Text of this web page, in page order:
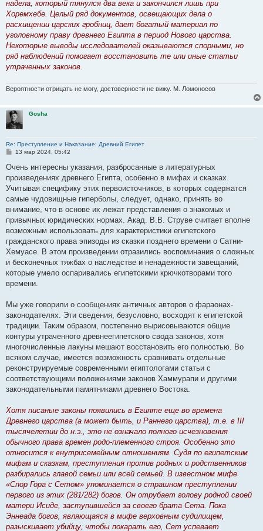
надела, который тянулся два века и закончился лишь при
Хоремхебе. Целый ряд документов, освещающих дела о
расхищении царских гробниц, дает богатый материал по
уголовному праву древнего Египта в период Нового царства.
Некоторые выводы исследователей оказываются спорными, но
ряд наблюдений помогает восстановить те или иные статьи
утраченных законов.
Вероятности отрицать не могу, достоверности не вижу. М. Ломоносов
Gosha
Re: Преступление и Наказание: Древний Египет
С
о
щ
е
и
е
13 мар 2024, 05:42
Очень интересны указания, разбросанные в литературных
произведениях древнего Египта, особенно в мифах и сказках.
Учитывая специфику этих первоисточников, в которых содержатся
самые чудовищные гиперболы, следует, однако, принять во
внимание, что в основе их лежат представления о знакомых и
привычных юридических нормах. Акад. В.В. Струве считает вполне
возможным использовать для характеристики египетского
гражданского права эпизоды из сказки позднего времени о Сатни-
Хемуасе. В этом произведении отразились воспоминания о сложных
и бесконечных тяжбах о наследстве и ненадежности завещаний,
которые умело оспаривались египетскими крючкотворами того
времени.
Мы уже говорили о сообщениях античных авторов о фараонах-
законодателях. Эти сведения, безусловно, восходят к египетской
традиции. Таким образом, постепенно вырисовываются общие
контуры утраченного древнеегипетского свода законов, хотя
многочисленные лакуны мешают восстановить его полностью. Во
всяком случае, имеется возможность сравнивать отдельные
реконструируемые современными египтологами статьи с
соответствующими положениями законов Хаммурапи и другими
законодательными памятниками древнего Востока.
Хотя писаные законы появились в Египте еще во времена
Древнего царства (а может быть, и Раннего царства), т.е. в III
тысячелетии до н.э., это не означало полного исчезновения
обычного права времен родо-племенного строя. Особенно это
относится к внутрисемейным отношениям. Судя по египетским
мифам и сказкам, преступления против родных и родственников
разбирались главой семьи или всей семьей. В известном мифе
«Спор Гора с Сетом» упоминается о страшном преступлении
первого из этих (281/282) богов. Он отрубает голову родной своей
матери Исиде, заступившейся за своего брата Сета. Пока
Эннеада богов, являющаяся в мифе верховным судилищем,
разыскивает убийцу, чтобы покарать его, Сет успевает